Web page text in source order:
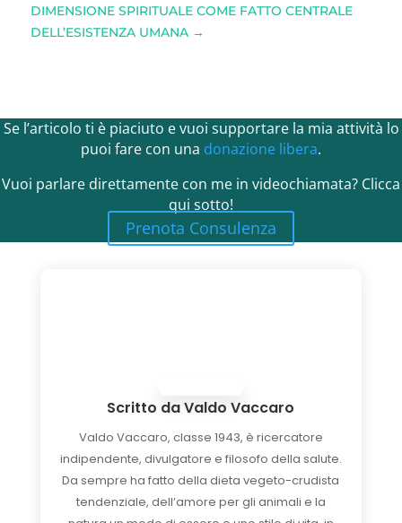
DIMENSIONE SPIRITUALE COME FATTO CENTRALE
DELL’ESISTENZA UMANA→
Se l’articolo ti è piaciuto e vuoi supportare la mia attività lo
puoi fare con una donazione libera.
Vuoi parlare direttamente con me in videochiamata? Clicca
qui sotto!
Prenota Consulenza
Scritto daValdo Vaccaro
Valdo Vaccaro, classe 1943, è ricercatore
indipendente, divulgatore e filosofo della salute.
Da sempre ha fatto della dieta vegeto-crudista
tendenziale, dell’amore per gli animali e la